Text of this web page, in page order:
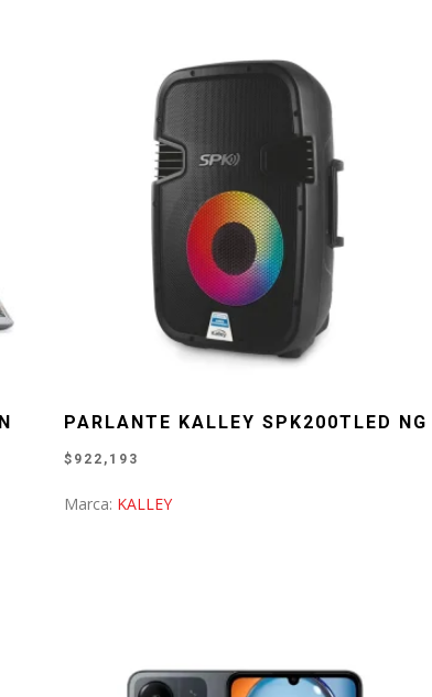
PARLANTE KALLEY SPK200TLED NG
$ 922,193
Marca: KALLEY